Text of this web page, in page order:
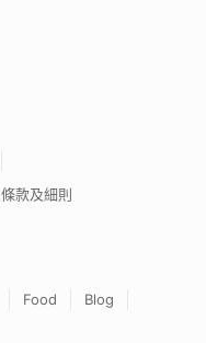
條款及細則
Food
Blog